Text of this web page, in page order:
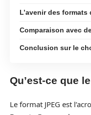
L’avenir des formats
Comparaison avec
Conclusion sur le
Qu’est-ce que
Le format JPEG est